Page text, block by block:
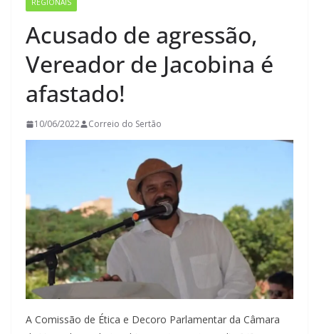
REGIONAIS
Acusado de agressão,
Vereador de Jacobina é
afastado!
10/06/2022 Correio do Sertão
A Comissão de Ética e Decoro Parlamentar da Câmara